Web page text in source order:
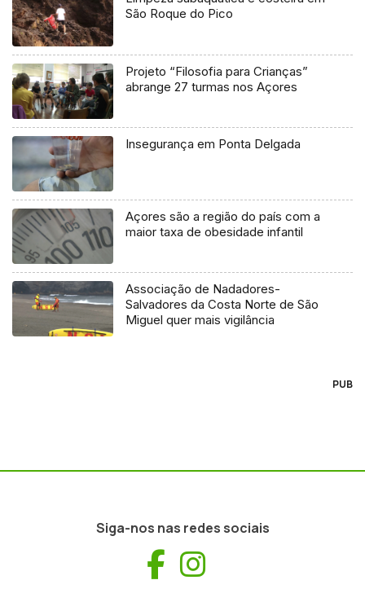
São Roque do Pico
Projeto “Filosofia para Crianças”
abrange 27 turmas nos Açores
Insegurança em Ponta Delgada
Açores são a região do país com a
maior taxa de obesidade infantil
Associação de Nadadores-
Salvadores da Costa Norte de São
Miguel quer mais vigilância
PUB
Siga-nos nas redes sociais
Facebook